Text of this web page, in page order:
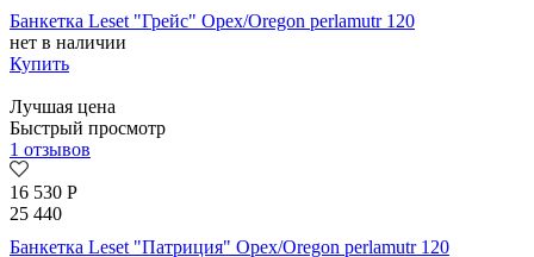
Банкетка Leset "Грейс" Орех/Oregon perlamutr 120
нет в наличии
Купить
Лучшая цена
Быстрый просмотр
1 отзывов
16 530 Р
25 440
Банкетка Leset "Патриция" Орех/Oregon perlamutr 120